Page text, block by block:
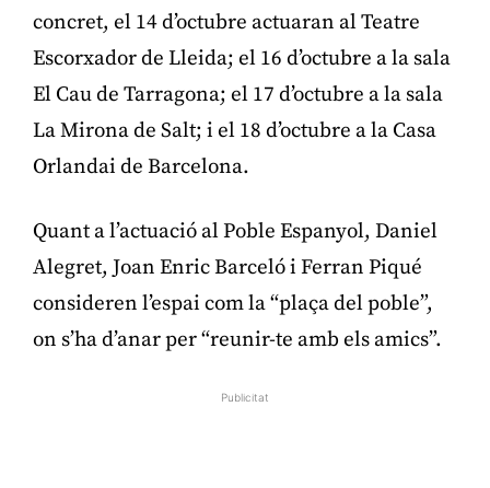
concret, el 14 d’octubre actuaran al Teatre
Escorxador de Lleida; el 16 d’octubre a la sala
El Cau de Tarragona; el 17 d’octubre a la sala
La Mirona de Salt; i el 18 d’octubre a la Casa
Orlandai de Barcelona.
Quant a l’actuació al Poble Espanyol, Daniel
Alegret, Joan Enric Barceló i Ferran Piqué
consideren l’espai com la “plaça del poble”,
on s’ha d’anar per “reunir-te amb els amics”.
Publicitat